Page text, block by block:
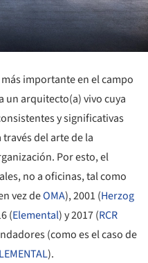
importante en el campo
un arquitecto(a) vivo cuya
y significativas
del arte de la
Por esto, el
no a oficinas, tal como
vez deOMA), 2001 (Herzog
(Elemental) y 2017 (RCR
(como es el caso de
).